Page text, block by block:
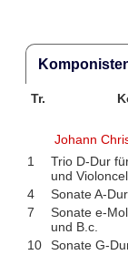
Tr.
Johann
1
Trio D-Dur
und
4 Sonate A-
7
Sonate e-
und B.c.
10 Sonate G-